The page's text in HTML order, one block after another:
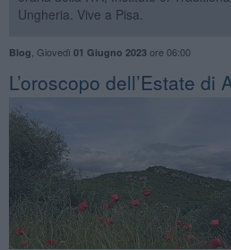
Ungheria. Vive a Pisa.
Blog Giovedì 01 Giugno 2023ore 06:00
L’oroscopo dell’Estate di